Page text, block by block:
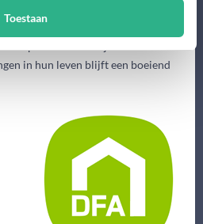
Toestaan
van particulieren bij een van de
in hun leven blijft een boeiend